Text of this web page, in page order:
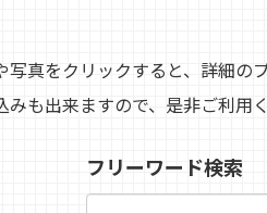
真をクリックすると、詳細の
も出来ますので、是非ご利用
フリーワード検索